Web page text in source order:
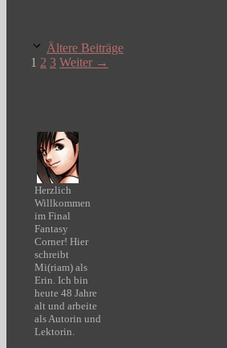
Ältere Beiträge
Seite
1 Seite
2 Seite
3 Weiter →
Herzlich
Willkommen
im Final
Fantasy
Corner! Hier
schreibt
Mi(riam) als
Erin. Ich bin
heute 48 Jahre
alt und arbeite
als Autorin und
Lektorin.